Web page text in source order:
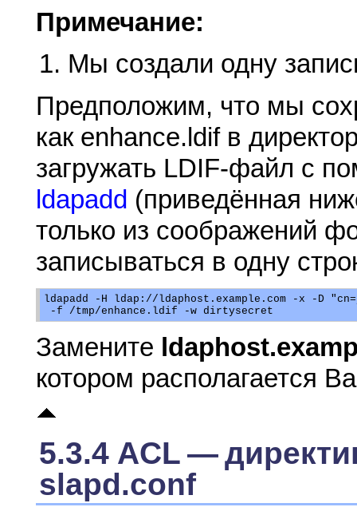
Примечание:
Мы создали одну
Предположим, что мы
как enhance.ldif в
загружать LDIF-файл с
ldapadd (приведённая
только из соображений
записываться в одну
ldapadd -H ldap://ldaphost.example.com -x -D
Замените
котором располагается
5.3.4 ACL —
slapd.conf